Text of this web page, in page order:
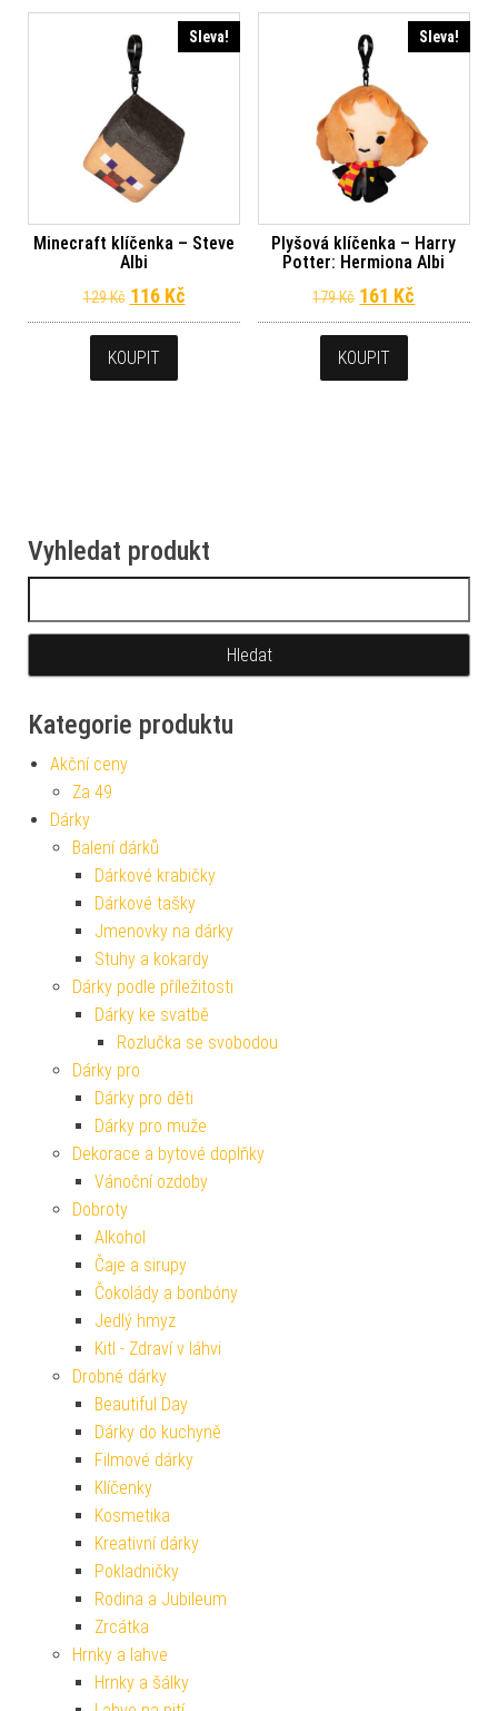
Sleva!
Minecraft klíčenka – Steve
Albi
129Kč Původní cena byla: 129 Kč.
116 KčAktuální cena je: 116 Kč.
KOUPIT
Sleva!
Plyšová klíčenka – Harry
Potter: Hermiona Albi
179Kč Původní cena
161 Kč
KOUPIT
Vyhledat produkt
Kategorie produktu
Akční ceny
Za 49
Dárky
Balení dárků
Dárkové krabičky
Dárkové tašky
Jmenovky na dárky
Stuhy a kokardy
Dárky podle příležitosti
Dárky ke svatbě
Rozlučka se svobodou
Dárky pro
Dárky pro děti
Dárky pro muže
Dekorace a bytové doplňky
Vánoční ozdoby
Dobroty
Alkohol
Čaje a sirupy
Čokolády a bonbóny
Jedlý hmyz
Kitl - Zdraví v láhvi
Drobné dárky
Beautiful Day
Dárky do kuchyně
Filmové dárky
Klíčenky
Kosmetika
Kreativní dárky
Pokladničky
Rodina a Jubileum
Zrcátka
Hrnky a lahve
Hrnky a šálky